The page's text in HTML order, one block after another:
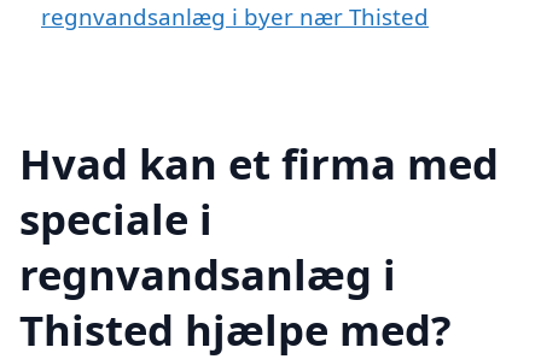
regnvandsanlæg i byer nær Thisted
Hvad kan et firma med
speciale i
regnvandsanlæg i
Thisted hjælpe med?